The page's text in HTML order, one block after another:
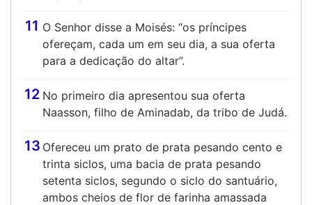
11 O Senhor disse a Moisés: “os príncipes
ofereçam, cada um em seu dia, a sua oferta
para a dedicação do altar”.
12 No primeiro dia apresentou sua oferta
Naasson, filho de Aminadab, da tribo de Judá.
13 Ofereceu um prato de prata pesando cento e
trinta siclos, uma bacia de prata pesando
setenta siclos, segundo o siclo do santuário,
ambos cheios de flor de farinha amassada